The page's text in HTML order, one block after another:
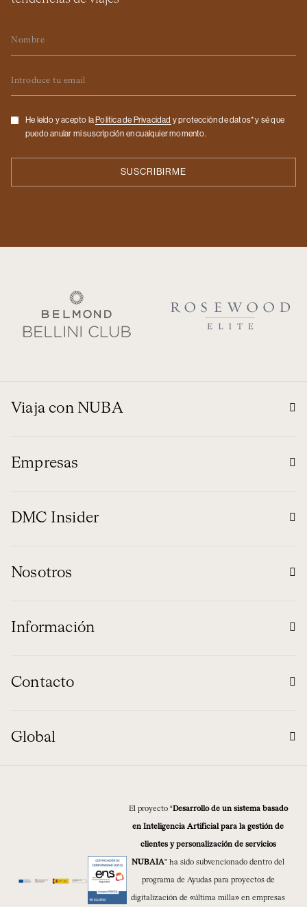
Checkbox
He leído y acepto la Politica de Privacidad y protección de datos* y sé que
puedo anular mi suscripción en cualquier momento.
Viaja con NUBA
Empresas
DMC Insider
Nosotros
Información
Contacto
Global
El proyecto “Desarrollo de un sistema basado
en Inteligencia Artificial para la gestión de
clientes y personalización de servicios
NUBAIA” ha sido subvencionado dentro del
programa de Ayudas para proyectos de
digitalización de «última milla» en empresas